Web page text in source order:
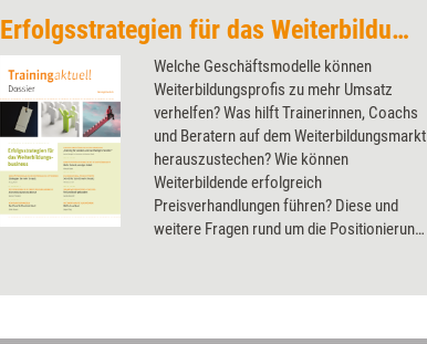
Erfolgsstrategien für das Weiterbildungsbusiness
Welche Geschäftsmodelle können
Weiterbildungsprofis zu mehr Umsatz
verhelfen? Was hilft Trainerinnen, Coachs
und Beratern auf dem Weiterbildungsmarkt
herauszustechen? Wie können
Weiterbildende erfolgreich
Preisverhandlungen führen? Diese und
weitere Fragen rund um die Positionierung
dieses Dossier.